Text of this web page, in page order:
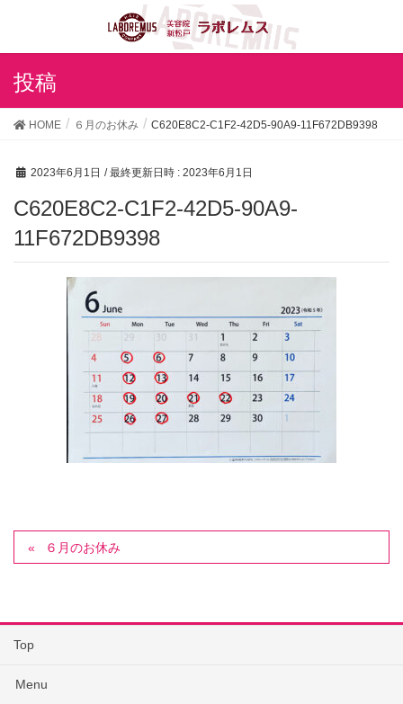
投稿
HOME ６月のお休み C620E8C2-C1F2-42D5-90A9-11F672DB9398
2023年6月1日 / 最終更新日時 : 2023年6月1日
C620E8C2-C1F2-42D5-90A9-
11F672DB9398
６月のお休み
Top
Menu